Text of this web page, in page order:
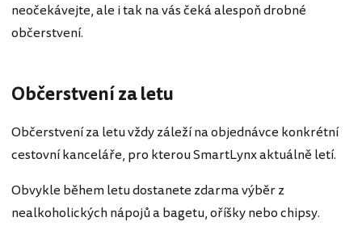
neočekávejte, ale i tak na vás čeká alespoň drobné
občerstvení.
Občerstvení za letu
Občerstvení za letu vždy záleží na objednávce konkrétní
cestovní kanceláře, pro kterou SmartLynx aktuálně letí.
Obvykle během letu dostanete zdarma výběr z
nealkoholických nápojů a bagetu, oříšky nebo chipsy.